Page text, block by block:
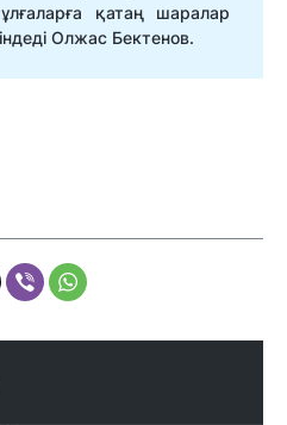
қатаң шаралар
Олжас Бектенов.